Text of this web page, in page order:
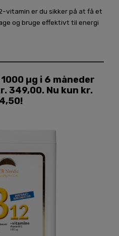
vitamin er du sikker på at få et
og bruge effektivt til energi
µg i 6 måneder
349,00. Nu kun kr.